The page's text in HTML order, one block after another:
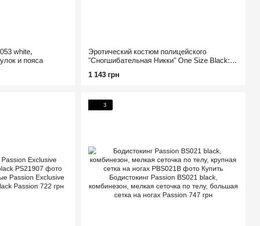
white,
и пояса
Эротический костюм полицейского
"Сногшибательная Никки" One Size Black:
1 143 грн
3